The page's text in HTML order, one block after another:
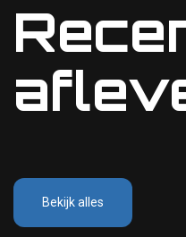
Bekijk alles